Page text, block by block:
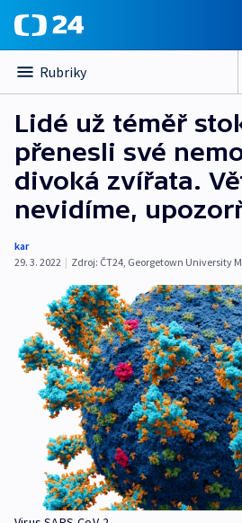
Rubriky
Lidé už téměř
přenesli své
divoká zvířata.
nevidíme,
kar
29. 3. 2022 | Zdroj: ČT24, Georgetown University